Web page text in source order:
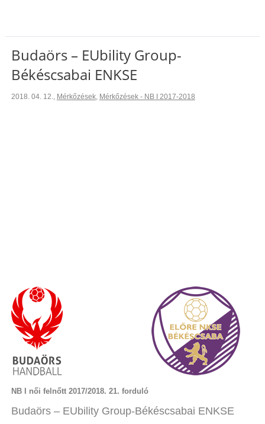
Budaörs – EUbility Group-
Békéscsabai ENKSE
2018. 04. 12., Mérkőzések, Mérkőzések - NB I 2017-2018
NB I női felnőtt 2017/2018. 21. forduló
Budaörs – EUbility Group-Békéscsabai ENKSE